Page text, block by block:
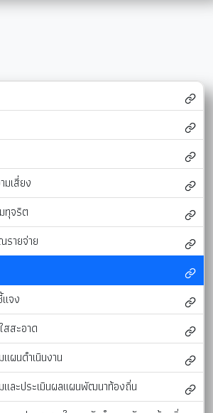
เสี่ยง
ทุจริต
ายจ่าย
จง
สสะอาด
ผนดำเนินงาน
และประเมินผลแผนพัฒนาท้องถิ่น